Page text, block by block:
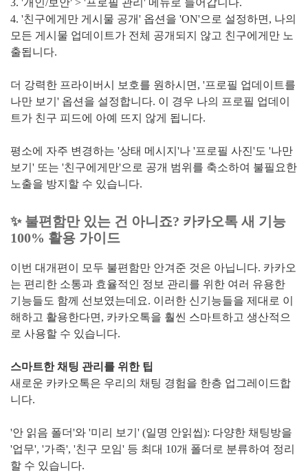
3. '개인/보안' > '프로필 관리' 메뉴로 들어갑니다.
4. '친구에게만 게시물 공개' 옵션을 'ON'으로 설정하면, 나의
모든 게시물 업데이트가 전체 공개되지 않고 친구에게만 노
출됩니다.
더 강력한 프라이버시 보호를 원하시면, '프로필 업데이트를
나만 보기' 옵션을 설정합니다. 이 경우 나의 프로필 업데이
트가 친구 피드에 아예 뜨지 않게 됩니다.
평소에 자주 변경하는 '상태 메시지'나 '프로필 사진'도 '나만
보기' 또는 '친구에게만'으로 공개 범위를 축소하여 불필요한
노출을 방지할 수 있습니다.
✨ 불편함만 있는 건 아니죠? 카카오톡 새 기능
100% 활용 가이드
이번 대개편이 모두 불편함만 안겨준 것은 아닙니다. 카카오
는 편리한 소통과 효율적인 정보 관리를 위한 여러 유용한
기능들도 함께 선보였는데요. 이러한 신기능들을 제대로 이
해하고 활용한다면, 카카오톡을 훨씬 스마트하고 생산적으
로 사용할 수 있습니다.
스마트한 채팅 관리를 위한 팁
새로운 카카오톡은 우리의 채팅 경험을 한층 업그레이드합
니다.
'안 읽음 폴더'와 '미리 보기' (일명 안읽씹): 다양한 채팅방을
'업무', '가족', '친구 모임' 등 최대 10개 폴더로 분류하여 정리
할 수 있습니다.